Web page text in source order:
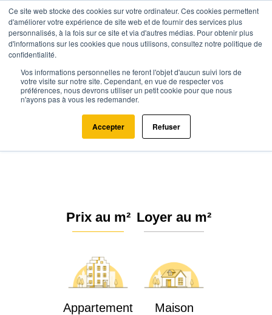
Ce site web stocke des cookies sur votre ordinateur. Ces cookies permettent
d'améliorer votre expérience de site web et de fournir des services plus
personnalisés, à la fois sur ce site et via d'autres médias. Pour obtenir plus
d'informations sur les cookies que nous utilisons, consultez notre politique de
confidentialité.
Vos informations personnelles ne feront l'objet d'aucun suivi lors de
votre visite sur notre site. Cependant, en vue de respecter vos
préférences, nous devrons utiliser un petit cookie pour que nous
n'ayons pas à vous les redemander.
Accepter Refuser
Agence.immo Prix immobilier Normandie Manche
Gorges (50190)
Estimation immobilière à Gorges :
Prix m² 2026
Prix au m²
Appartement
Loyer au m²
Maison